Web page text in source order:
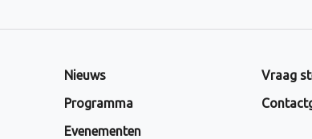
Nieuws
Programma
Evenementen
Vraag